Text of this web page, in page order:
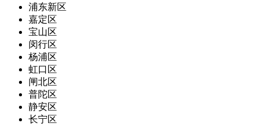
浦东新区
嘉定区
宝山区
闵行区
杨浦区
虹口区
闸北区
普陀区
静安区
长宁区